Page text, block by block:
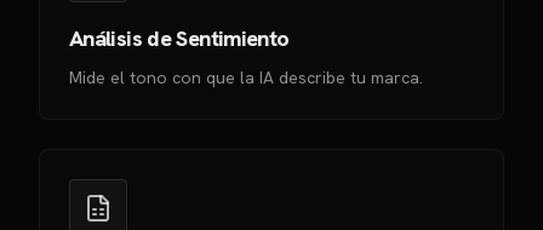
Análisis de Sentimiento
Mide el tono con que la IA describe tu marca.